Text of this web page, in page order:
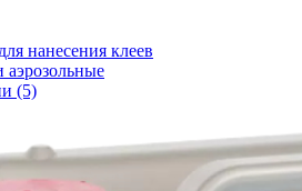
нанесения клеев
аэрозольные
(5)